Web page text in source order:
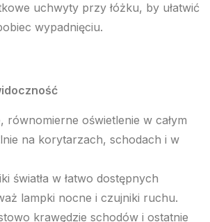
uchwyty przy łóżku, by ułatwić
wypadnięciu.
równomierne oświetlenie w całym
na korytarzach, schodach i w
światła w łatwo dostępnych
lampki nocne i czujniki ruchu.
krawędzie schodów i ostatnie